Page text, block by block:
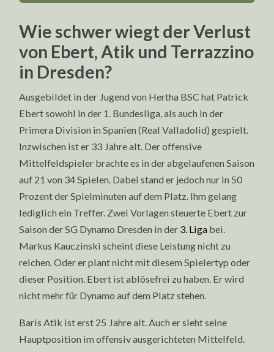
Wie schwer wiegt der Verlust
von Ebert, Atik und Terrazzino
in Dresden?
Ausgebildet in der Jugend von Hertha BSC hat Patrick
Ebert sowohl in der 1. Bundesliga, als auch in der
Primera Division in Spanien (Real Valladolid) gespielt.
Inzwischen ist er 33 Jahre alt. Der offensive
Mittelfeldspieler brachte es in der abgelaufenen Saison
auf 21 von 34 Spielen. Dabei stand er jedoch nur in 50
Prozent der Spielminuten auf dem Platz. Ihm gelang
lediglich ein Treffer. Zwei Vorlagen steuerte Ebert zur
Saison der SG Dynamo Dresden in der 3. Liga bei.
Markus Kauczinski scheint diese Leistung nicht zu
reichen. Oder er plant nicht mit diesem Spielertyp oder
dieser Position. Ebert ist ablösefrei zu haben. Er wird
nicht mehr für Dynamo auf dem Platz stehen.
Baris Atik ist erst 25 Jahre alt. Auch er sieht seine
Hauptposition im offensiv ausgerichteten Mittelfeld.